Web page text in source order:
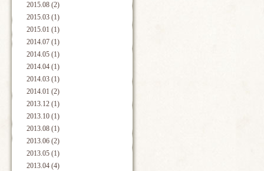
2015.08 (2)
2015.03 (1)
2015.01 (1)
2014.07 (1)
2014.05 (1)
2014.04 (1)
2014.03 (1)
2014.01 (2)
2013.12 (1)
2013.10 (1)
2013.08 (1)
2013.06 (2)
2013.05 (1)
2013.04 (4)